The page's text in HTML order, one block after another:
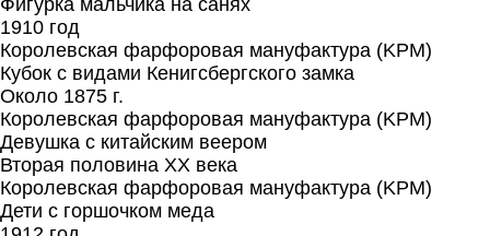
1910 год
Королевская фарфоровая мануфактура (KPM)
Кубок с видами Кенигсбергского замка
Около 1875 г.
Королевская фарфоровая мануфактура (KPM)
Девушка с китайским веером
Вторая половина XX века
Королевская фарфоровая мануфактура (KPM)
Дети с горшочком меда